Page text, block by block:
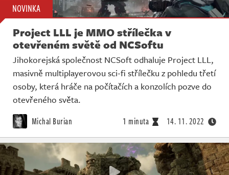
NOVINKA
Project LLL je MMO střílečka v
otevřeném světě od NCSoftu
Jihokorejská společnost NCSoft odhaluje Project LLL,
masivně multiplayerovou sci-fi střílečku z pohledu třetí
osoby, která hráče na počítačích a konzolích pozve do
otevřeného světa.
Michal Burian 1 minuta 14. 11. 2022